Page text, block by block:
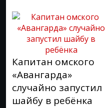
Капитан омского
«Авангарда»
случайно запустил
шайбу в ребёнка